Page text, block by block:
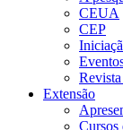
CEUA
CEP
Extensão
Cursos